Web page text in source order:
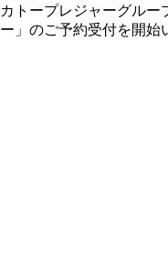
カトープレジャーグルー
ー」のご予約受付を開始